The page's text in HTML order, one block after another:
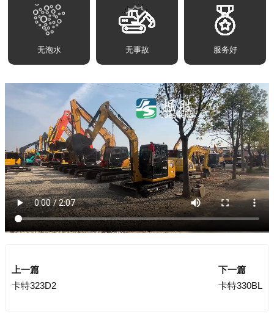
无泡水 无事故 服务好
上一篇
卡特323D2
下一篇
卡特330BL